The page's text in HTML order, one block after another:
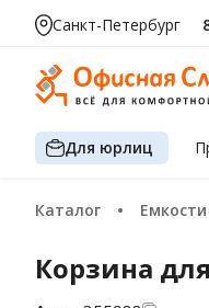
Санкт-Петербург
Для юрлиц
Каталог
Корзина